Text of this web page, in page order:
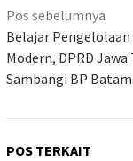
Navigasi
pos
Pos sebelumnya
Belajar
Modern, DPRD
Sambangi BP Batam
POS TERKAIT